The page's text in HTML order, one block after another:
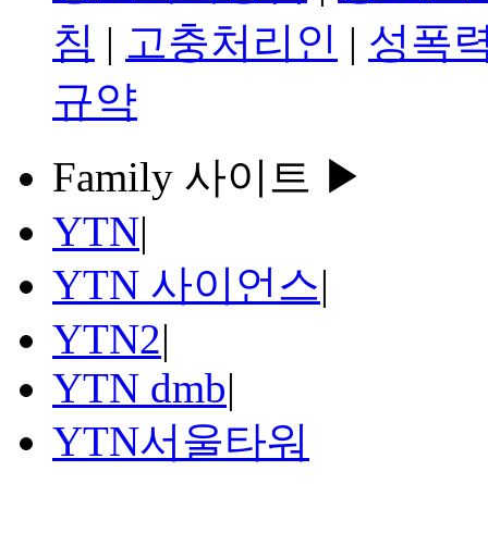
침 | 고충처리인 | 성폭
규약
Family 사이트 ▶
YTN|
YTN 사이언스|
YTN2|
YTN dmb|
YTN서울타워